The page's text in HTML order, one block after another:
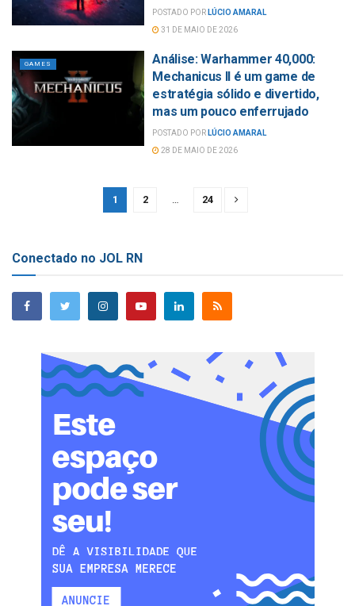
POSTADO POR LÚCIO AMARAL
31 DE MAIO DE 2026
GAMES
Análise: Warhammer 40,000:
Mechanicus II é um game de
estratégia sólido e divertido,
mas um pouco enferrujado
POSTADO POR LÚCIO AMARAL
28 DE MAIO DE 2026
1 2 … 24
Conectado no JOL RN